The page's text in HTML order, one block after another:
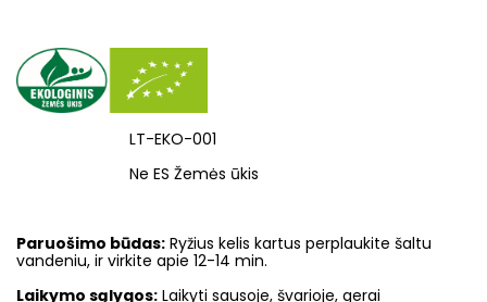
LT-EKO-001
Ne ES Žemės ūkis
Paruošimo būdas: Ryžius kelis kartus perplaukite šaltu
vandeniu, ir virkite apie 12-14 min.
Laikymo sąlygos: Laikyti sausoje, švarioje, gerai